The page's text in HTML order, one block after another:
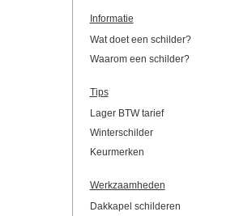
Informatie
Wat doet een schilder?
Waarom een schilder?
Tips
Lager BTW tarief
Winterschilder
Keurmerken
Werkzaamheden
Dakkapel schilderen